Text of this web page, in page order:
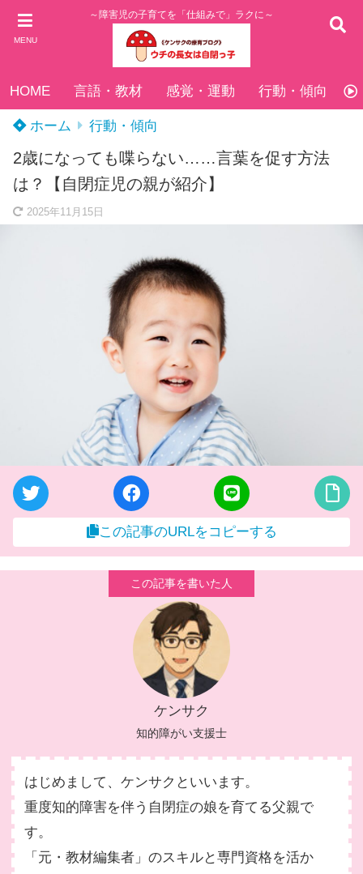
MENU
～障害児の子育てを「仕組みで」ラクに～
HOME 言語・教材 感覚・運動 行動・傾向
ホーム 行動・傾向
2歳になっても喋らない……言葉を促す方法
は？【自閉症児の親が紹介】
2025年11月15日
この記事のURLをコピーする
ケンサク
知的障がい支援士
はじめまして、ケンサクといいます。
重度知的障害を伴う自閉症の娘を育てる父親で
す。
「元・教材編集者」のスキルと専門資格を活か